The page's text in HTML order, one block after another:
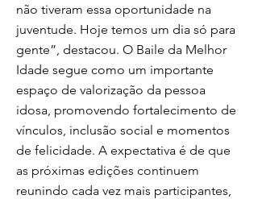
não tiveram essa oportunidade na
juventude. Hoje temos um dia só para
gente”, destacou. O Baile da Melhor
Idade segue como um importante
espaço de valorização da pessoa
idosa, promovendo fortalecimento de
vínculos, inclusão social e momentos
de felicidade. A expectativa é de que
as próximas edições continuem
reunindo cada vez mais participantes,